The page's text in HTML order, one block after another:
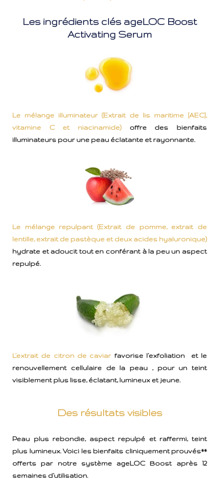
Les ingrédients clés ageLOC Boost
Activating Serum
Le mélange illuminateur (Extrait de lis maritime [AEC],
vitamine C et niacinamide)offre des bienfaits
illuminateurs pour une peau éclatante et rayonnante.
Le mélange repulpant (Extrait de pomme, extrait de
lentille, extrait de pastèque et deux acides hyaluronique)
hydrate et adoucit tout en conférant à la peu un aspect
repulpé.
L’extrait de citron de caviar favorise l’exfoliation et le
renouvellement cellulaire de la peau , pour un teint
visiblement plus lisse, éclatant, lumineux et jeune.
Des résultats visibles
Peau plus rebondie, aspect repulpé et raffermi, teint
plus lumineux. Voici les bienfaits cliniquement prouvés**
offerts par notre système ageLOC Boost après 12
semaines d’utilisation.